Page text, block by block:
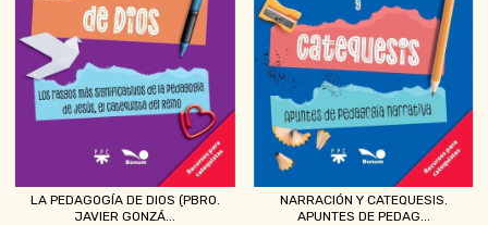
LA PEDAGOGÍA DE DIOS (PBRO.
JAVIER GONZÁ...
NARRACIÓN Y CATEQUESIS.
APUNTES DE PEDAG...